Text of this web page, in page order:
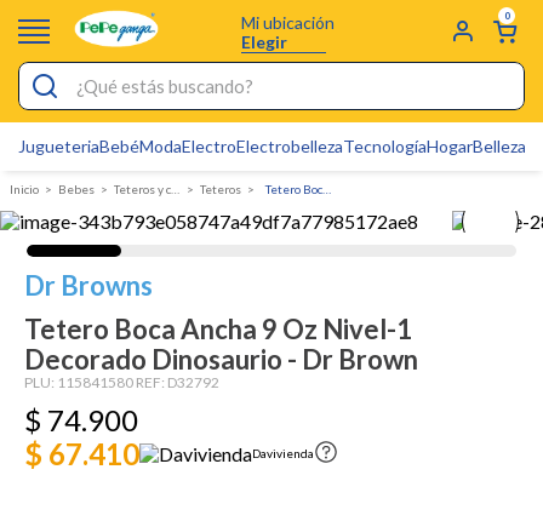
Mi ubicación
Elegir
0
¿Qué estás buscando?
JugueteriaBebéModaElectroElectrobellezaTecnologíaHogarBelleza
Bebes Teteros y chupos Teteros
Dr Browns
Tetero Boca Ancha 9 Oz Nivel-1
Decorado Dinosaurio - Dr Brown
PLU: 115841580 REF: D32792
$ 74.900
$ 67.410
Davivienda
Pijamas
Electro
Figuras Toy Story
Carters
Cartas Pokemon
Silla Mecedora Bebé
Cuna Colecho